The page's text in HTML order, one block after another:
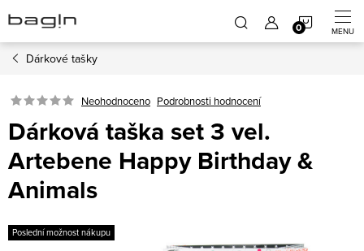
na
obsah
Dárkové tašky
Neohodnoceno Podrobnosti hodnocení
Dárková taška set 3 vel.
Artebene Happy Birthday &
Animals
Poslední možnost nákupu